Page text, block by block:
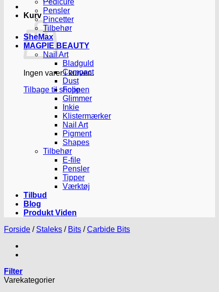
Kurv
Ingen varer i kurven.
Tilbage til shoppen
Pedicure
Pensler
Pincetter
Tilbehør
SheMax
MAGPIE BEAUTY
Nail Art
Bladguld
Compact
Dust
Folie
Glimmer
Inkie
Klistermærker
Nail Art
Pigment
Shapes
Tilbehør
E-file
Pensler
Tipper
Værktøj
Tilbud
Blog
Produkt Viden
Forside / Staleks / Bits / Carbide Bits
Filter
Varekategorier